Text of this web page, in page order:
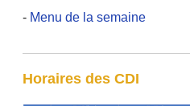
- Menu de la semaine
Horaires des CDI